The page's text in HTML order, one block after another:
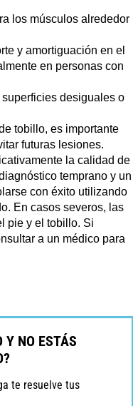
los músculos alrededor
y amortiguación en el
en personas con
desiguales o
tobillo, es importante
futuras lesiones.
la calidad de
temprano y un
con éxito utilizando
En casos severos, las
pie y el tobillo. Si
a un médico para
Y NO ESTÁS
te resuelve tus